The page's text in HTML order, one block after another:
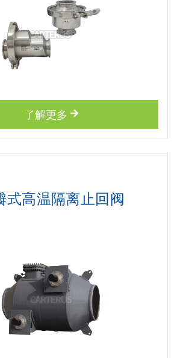
了解更多
式高温隔离止回阀